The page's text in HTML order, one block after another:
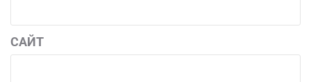
САЙТ